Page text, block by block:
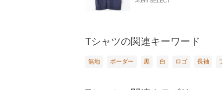
Tシャツの関連キーワード
無地 ボーダー 黒 白 ロゴ 長袖